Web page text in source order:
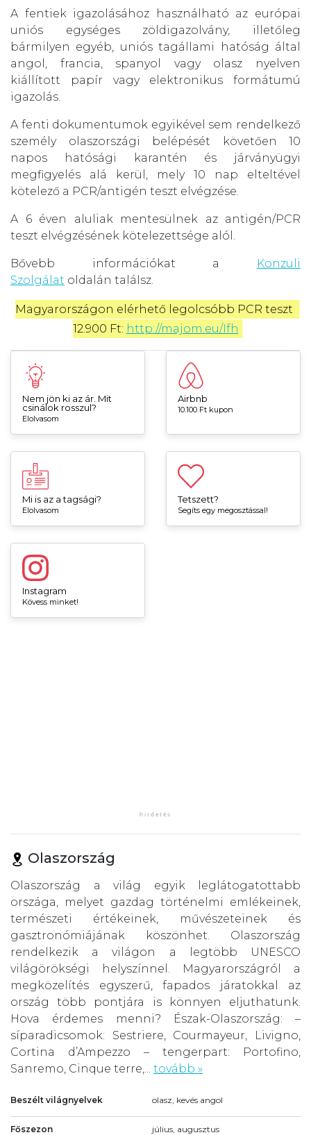
A fentiek igazolásához használható az európai
uniós egységes zöldigazolvány, illetőleg
bármilyen egyéb, uniós tagállami hatóság által
angol, francia, spanyol vagy olasz nyelven
kiállított papír vagy elektronikus formátumú
igazolás.
A fenti dokumentumok egyikével sem rendelkező
személy olaszországi belépését követően 10
napos hatósági karantén és járványügyi
megfigyelés alá kerül, mely 10 nap elteltével
kötelező a PCR/antigén teszt elvégzése.
A 6 éven aluliak mentesülnek az antigén/PCR
teszt elvégzésének kötelezettsége alól.
Bővebb információkat a
Konzuli
Szolgálat oldalán találsz.
Magyarországon elérhető legolcsóbb PCR teszt
12.900 Ft: http://majom.eu/Ifh
Nem jön ki az ár. Mit
csinálok rosszul?
Elolvasom
Airbnb
10.100 Ft kupon
Mi is az a tagsági?
Elolvasom
Tetszett?
Segíts egy megosztással!
Instagram
Kövess minket!
Olaszország
Olaszország a világ egyik leglátogatottabb
országa, melyet gazdag történelmi emlékeinek,
természeti értékeinek, művészeteinek és
gasztronómiájának köszönhet. Olaszország
rendelkezik a világon a legtöbb UNESCO
világörökségi helyszínnel. Magyarországról a
megközelítés egyszerű, fapados járatokkal az
ország több pontjára is könnyen eljuthatunk.
Hova érdemes menni? Észak-Olaszország: –
síparadicsomok: Sestriere, Courmayeur, Livigno,
Cortina d’Ampezzo – tengerpart: Portofino,
Sanremo, Cinque terre,... tovább »
Beszélt világnyelvek olasz, kevés angol
Főszezon július, augusztus